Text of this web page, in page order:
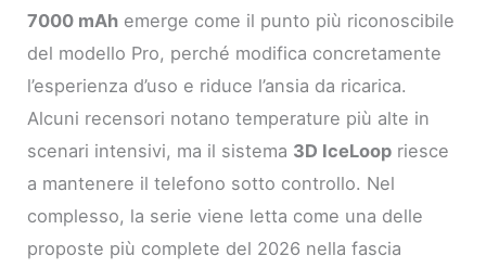
7000 mAh emerge come il punto più riconoscibile
del modello Pro, perché modifica concretamente
l’esperienza d’uso e riduce l’ansia da ricarica.
Alcuni recensori notano temperature più alte in
scenari intensivi, ma il sistema 3D IceLoop riesce
a mantenere il telefono sotto controllo. Nel
complesso, la serie viene letta come una delle
proposte più complete del 2026 nella fascia